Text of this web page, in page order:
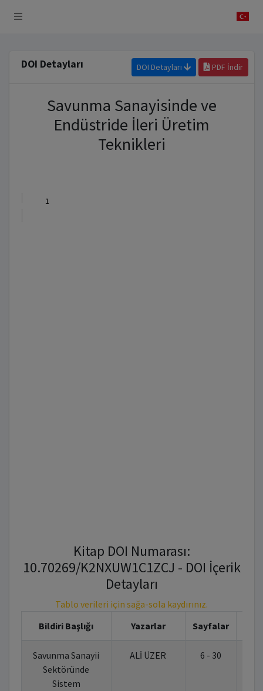
DOI Detayları DOI Detayları PDF İndir
Savunma Sanayisinde ve
Endüstride İleri Üretim
Teknikleri
Kitap DOI Numarası:
10.70269/K2NXUW1C1ZCJ - DOI İçerik
Detayları
Tablo verileri için sağa-sola kaydırınız.
Bildiri Başlığı
Yazarlar Sayfalar
Savunma Sanayii
Sektöründe
Sistem
ALİ ÜZER 6 - 30